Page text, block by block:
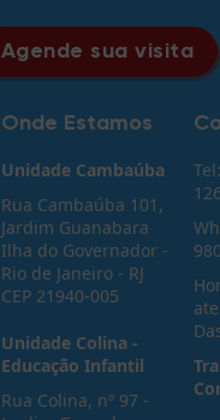
Onde Estamos
Unidade Cambaúba
Rua Cambaúba 101,
Jardim Guanabara
Ilha do Governador -
Rio de Janeiro - RJ
CEP 21940-005
Unidade Colina -
Educação Infantil
Rua Colina, nº 97 -
Agende sua visita